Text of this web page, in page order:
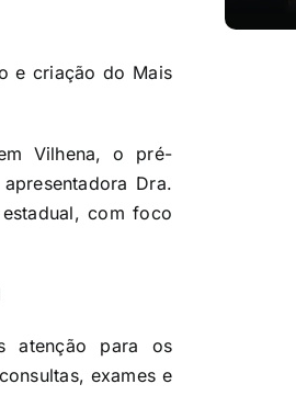
e criação do Mais
Vilhena, o pré-
Dra.
com foco
atenção para os
exames e